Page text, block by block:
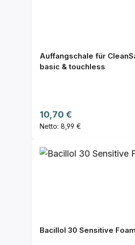
Auffangschale für
basic & touchless
Regulärer Preis:
10,70 €
Netto: 8,99 €
Bacillol 30 Sensitive Foam